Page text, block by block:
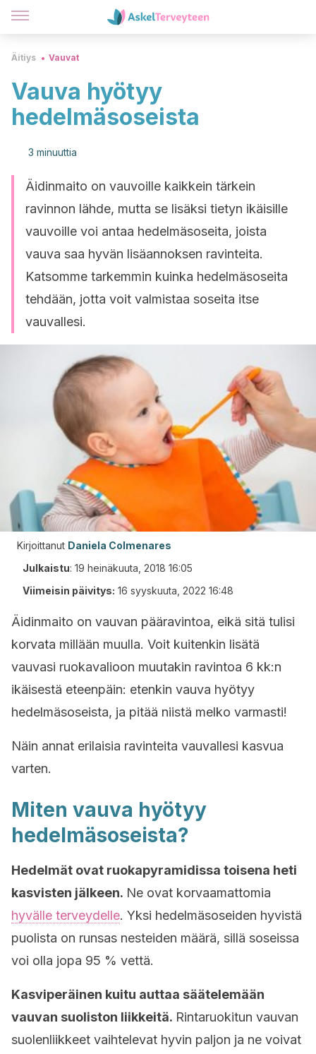
Äitiys Vauvat
Vauva hyötyy
hedelmäsoseista
3 minuuttia
Äidinmaito on vauvoille kaikkein tärkein
ravinnon lähde, mutta se lisäksi tietyn ikäisille
vauvoille voi antaa hedelmäsoseita, joista
vauva saa hyvän lisäannoksen ravinteita.
Katsomme tarkemmin kuinka hedelmäsoseita
tehdään, jotta voit valmistaa soseita itse
vauvallesi.
Kirjoittanut Daniela Colmenares
Julkaistu: 19 heinäkuuta, 2018 16:05
Viimeisin päivitys: 16 syyskuuta, 2022 16:48
Äidinmaito on vauvan pääravintoa, eikä sitä tulisi
korvata millään muulla. Voit kuitenkin lisätä
vauvasi ruokavalioon muutakin ravintoa 6 kk:n
ikäisestä eteenpäin: etenkin vauva hyötyy
hedelmäsoseista, ja pitää niistä melko varmasti!
Näin annat erilaisia ravinteita vauvallesi kasvua
varten.
Miten vauva hyötyy
hedelmäsoseista?
Hedelmät ovat ruokapyramidissa toisena heti
kasvisten jälkeen. Ne ovat korvaamattomia
hyvälle terveydelle. Yksi hedelmäsoseiden hyvistä
puolista on runsas nesteiden määrä, sillä soseissa
voi olla jopa 95 % vettä.
Kasviperäinen kuitu auttaa säätelemään
vauvan suoliston liikkeitä. Rintaruokitun vauvan
suolenliikkeet vaihtelevat hyvin paljon ja ne voivat